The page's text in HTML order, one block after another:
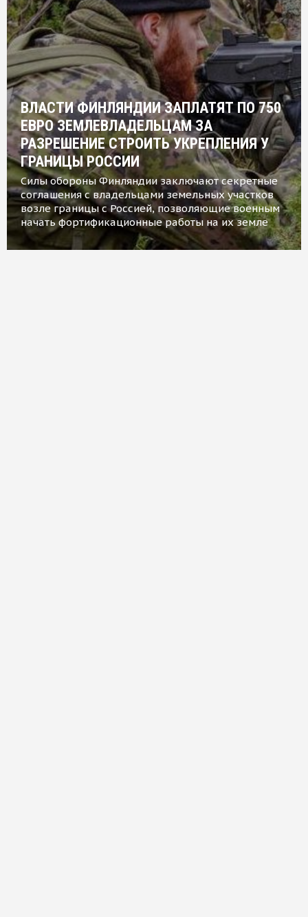
ВЛАСТИ ФИНЛЯНДИИ ЗАПЛАТЯТ ПО 750
ЕВРО ЗЕМЛЕВЛАДЕЛЬЦАМ ЗА
РАЗРЕШЕНИЕ СТРОИТЬ УКРЕПЛЕНИЯ У
ГРАНИЦЫ РОССИИ
Силы обороны Финляндии заключают секретные
соглашения с владельцами земельных участков
возле границы с Россией, позволяющие военным
начать фортификационные работы на их земле